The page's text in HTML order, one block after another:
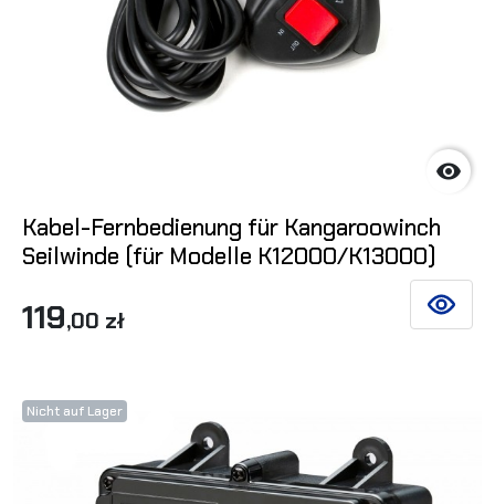

Kabel-Fernbedienung für Kangaroowinch
Seilwinde (für Modelle K12000/K13000)
119,00 zł SIEHE
Nicht auf Lager